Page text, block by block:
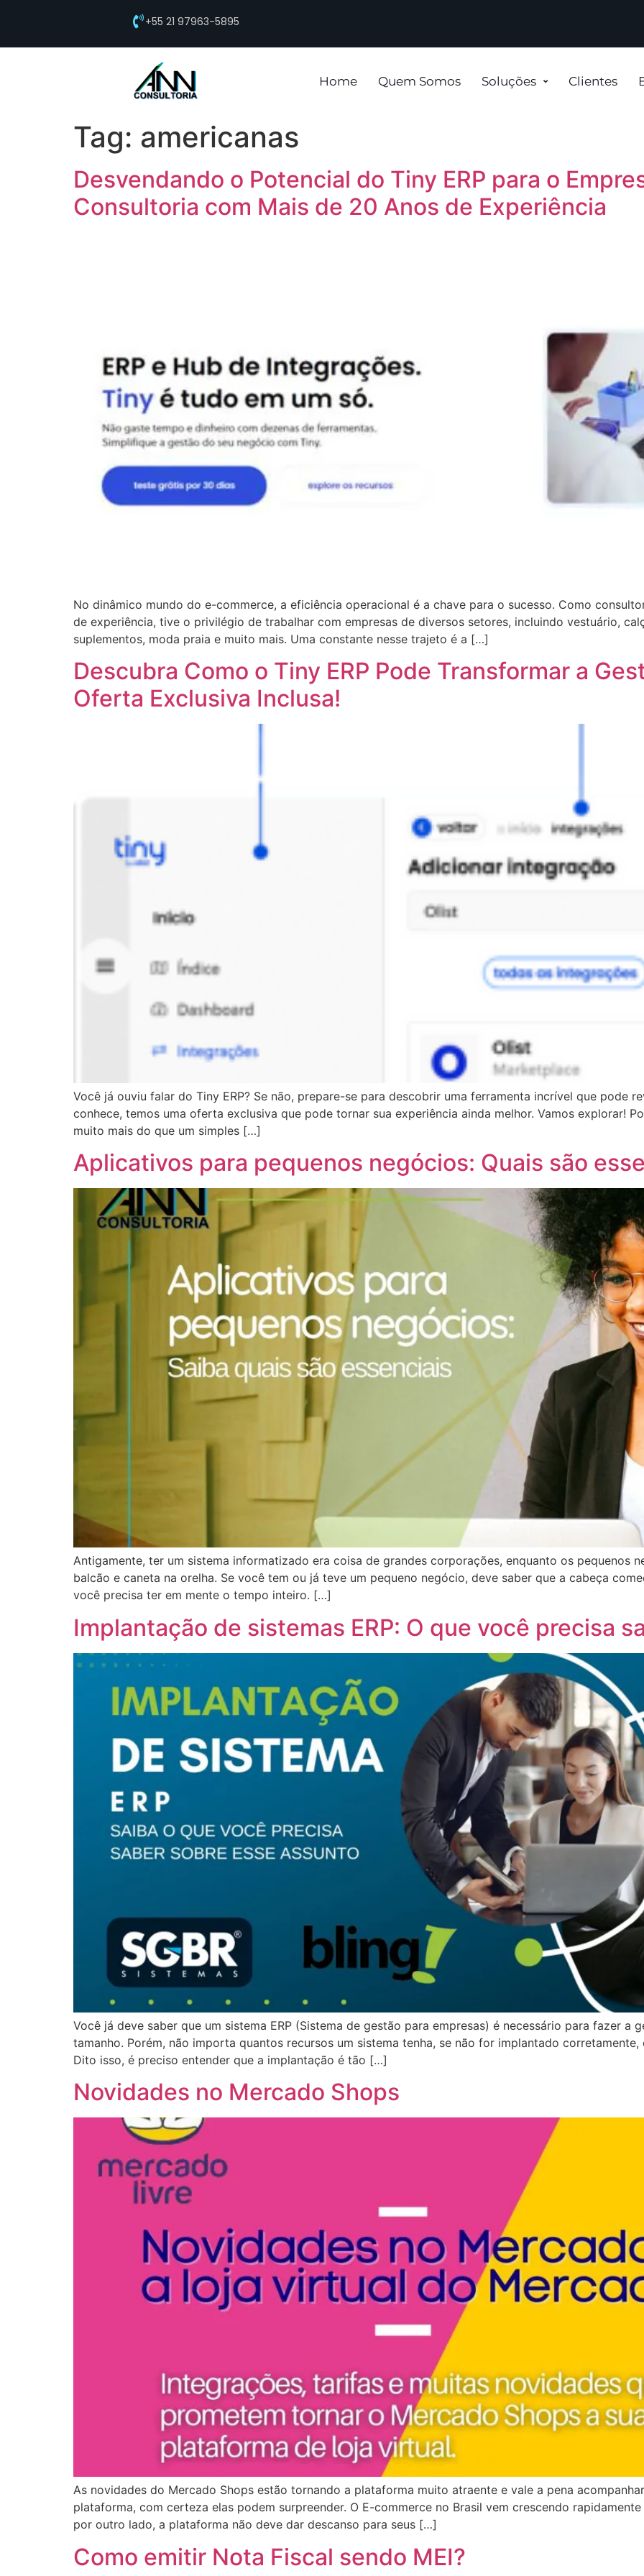
+55 21 97963-5895
Home Quem Somos Soluções Clientes
Tag: americanas
Desvendando o Potencial do Tiny ERP para o
Consultoria com Mais de 20 Anos de Experiência
No dinâmico mundo do e-commerce, a eficiência operacional é a chave para o sucesso. Como
de experiência, tive o privilégio de trabalhar com empresas de diversos setores, incluindo vestuário,
suplementos, moda praia e muito mais. Uma constante nesse trajeto é a […]
Descubra Como o Tiny ERP Pode Transformar a
Oferta Exclusiva Inclusa!
Você já ouviu falar do Tiny ERP? Se não, prepare-se para descobrir uma ferramenta incrível que pode
conhece, temos uma oferta exclusiva que pode tornar sua experiência ainda melhor. Vamos explorar!
muito mais do que um simples […]
Aplicativos para pequenos negócios: Quais são
Antigamente, ter um sistema informatizado era coisa de grandes corporações, enquanto os pequenos
balcão e caneta na orelha. Se você tem ou já teve um pequeno negócio, deve saber que a cabeça
você precisa ter em mente o tempo inteiro. […]
Implantação de sistemas ERP: O que você precisa
Você já deve saber que um sistema ERP (Sistema de gestão para empresas) é necessário para fazer a
tamanho. Porém, não importa quantos recursos um sistema tenha, se não for implantado
Dito isso, é preciso entender que a implantação é tão […]
Novidades no Mercado Shops
As novidades do Mercado Shops estão tornando a plataforma muito atraente e vale a pena
plataforma, com certeza elas podem surpreender. O E-commerce no Brasil vem crescendo
por outro lado, a plataforma não deve dar descanso para seus […]
Como emitir Nota Fiscal sendo MEI?